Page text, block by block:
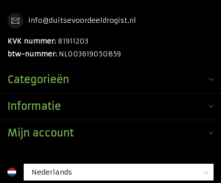
info@duitsevoordeeldrogist.nl
KVK nummer: 81911203
btw-nummer: NL003619050B59
Categorieën
Informatie
Mijn account